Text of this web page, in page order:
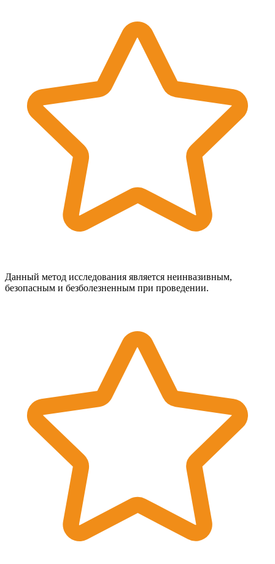
Данный метод исследования является неинвазивным,
безопасным и безболезненным при проведении.